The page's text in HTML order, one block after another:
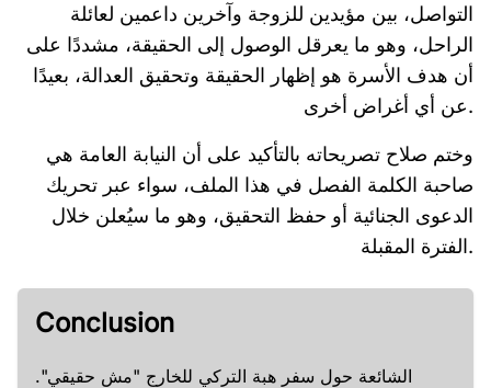
التواصل، بين مؤيدين للزوجة وآخرين داعمين لعائلة
الراحل، وهو ما يعرقل الوصول إلى الحقيقة، مشددًا على
أن هدف الأسرة هو إظهار الحقيقة وتحقيق العدالة، بعيدًا
عن أي أغراض أخرى.
وختم صلاح تصريحاته بالتأكيد على أن النيابة العامة هي
صاحبة الكلمة الفصل في هذا الملف، سواء عبر تحريك
الدعوى الجنائية أو حفظ التحقيق، وهو ما سيُعلن خلال
الفترة المقبلة.
Conclusion
الشائعة حول سفر هبة التركي للخارج "مش حقيقي".